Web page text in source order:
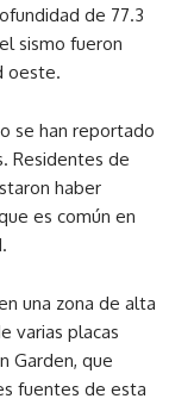
de 77.3
sismo fueron
oeste.
se han reportado
Residentes de
haber
es común en
una zona de alta
varias placas
Garden, que
fuentes de esta